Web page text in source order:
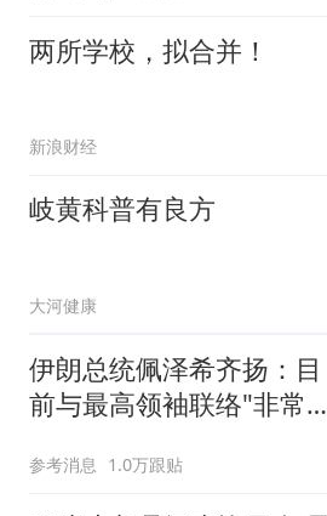
两所学校，拟合并！
新浪财经
岐黄科普有良方
大河健康
伊朗总统佩泽希齐扬：目
前与最高领袖联络"非常困
参考消息 1.0万跟贴